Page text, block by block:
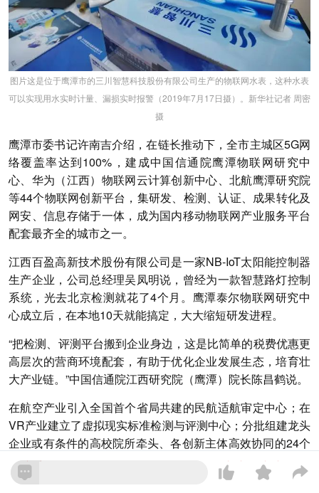
图片这是位于鹰潭市的三川智慧科技股份有限公司生产的物联网水表，这种水表
可以实现用水实时计量、漏损实时报警（2019年7月17日摄）。新华社记者 周密
摄
鹰潭市委书记许南吉介绍，在链长推动下，全市主城区5G网
络覆盖率达到100%，建成中国信通院鹰潭物联网研究中
心、华为（江西）物联网云计算创新中心、北航鹰潭研究院
等44个物联网创新平台，集研发、检测、认证、成果转化及
网安、信息存储于一体，成为国内移动物联网产业服务平台
配套最齐全的城市之一。
江西百盈高新技术股份有限公司是一家NB-IoT太阳能控制器
生产企业，公司总经理吴凤明说，曾经为一款智慧路灯控制
系统，光去北京检测就花了4个月。鹰潭泰尔物联网研究中
心成立后，在本地10天就能搞定，大大缩短研发进程。
“把检测、评测平台搬到企业身边，这是比简单的税费优惠更
高层次的营商环境配套，有助于优化企业发展生态，培育壮
大产业链。”中国信通院江西研究院（鹰潭）院长陈昌鹤说。
在航空产业引入全国首个省局共建的民航适航审定中心；在
VR产业建立了虚拟现实标准检测与评测中心；分批组建龙头
企业或有条件的高校院所牵头、各创新主体高效协同的24个
创新联合体……如今，江西已拥有国家级研发平台超过70
个、省级研发平台超过1200个。